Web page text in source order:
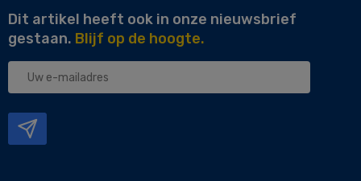
Dit artikel heeft ook in onze nieuwsbrief
gestaan. Blijf op de hoogte.
Uw